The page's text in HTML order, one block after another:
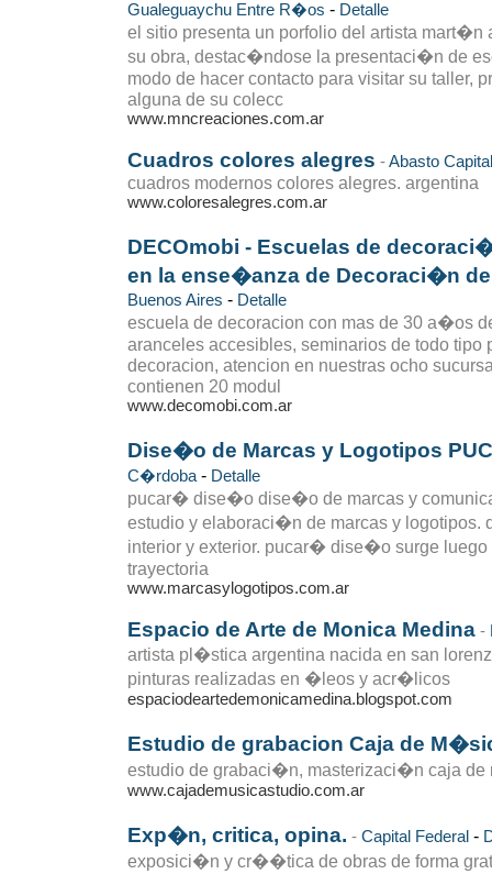
Gualeguaychu Entre R�os - Detalle
el sitio presenta un porfolio del artista mart�n
su obra, destac�ndose la presentaci�n de
modo de hacer contacto para visitar su taller,
alguna de su colecc
www.mncreaciones.com.ar
Cuadros colores alegres -Abasto
cuadros modernos colores alegres. argentina
www.coloresalegres.com.ar
DECOmobi - Escuelas de
en la ense�anza de Decoraci�n
Buenos Aires - Detalle
escuela de decoracion con mas de 30 a�os
aranceles accesibles, seminarios de todo tipo
decoracion, atencion en nuestras ocho
contienen 20 modul
www.decomobi.com.ar
Dise�o de Marcas y Logotipos
C�rdoba - Detalle
pucar� dise�o dise�o de marcas y
estudio y elaboraci�n de marcas y logotipos.
interior y exterior. pucar� dise�o surge
trayectoria
www.marcasylogotipos.com.ar
Espacio de Arte de Monica Medina -
artista pl�stica argentina nacida en san
pinturas realizadas en �leos y acr�licos
espaciodeartedemonicamedina.blogspot.com
Estudio de grabacion Caja de
estudio de grabaci�n, masterizaci�n caja de
www.cajademusicastudio.com.ar
Exp�n, critica, opina. - Capital Federal -
exposici�n y cr��tica de obras de forma